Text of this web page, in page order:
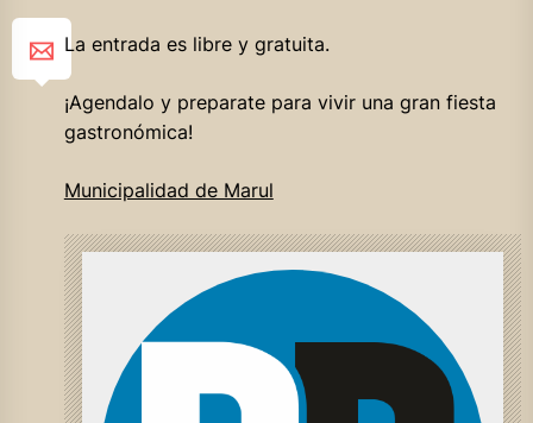
La entrada es libre y gratuita.
¡Agendalo y preparate para vivir una gran fiesta
gastronómica!
Municipalidad de Marul